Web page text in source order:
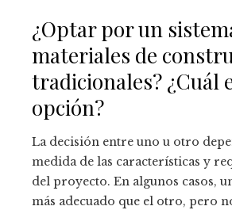
¿Optar por un
materiales de
tradicionales? ¿Cuál
opción?
La decisión entre uno u otro
medida de las características y
del proyecto. En algunos casos,
más adecuado que el otro, pero